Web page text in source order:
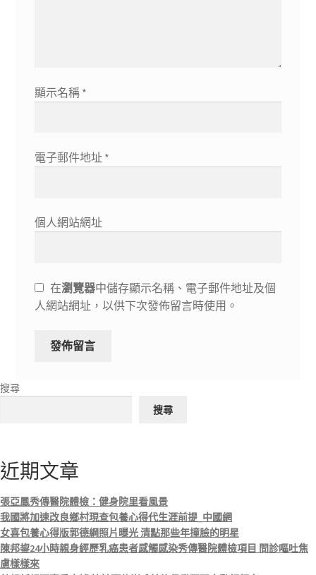
顯示名稱 *
電子郵件地址 *
個人網站網址
在瀏覽器中儲存顯示名稱、電子郵件地址及個
人網站網址，以供下次發佈留言時使用。
搜尋
搜尋
近期文章
張亞鳳秀傳醫院體檢：健身院里看風景
我國將加速改良鄉村現查包養心得代生涯前提_中國網
女喜包養心得版郭德綱照片曝光 清點那些年撞臉的明星
陳邦鋆24小時親身經歷乳癌患者感觸感染秀傳醫院體檢項目 問診嘔吐焦
慮樣樣來